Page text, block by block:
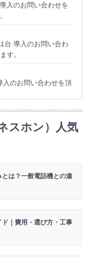
入のお問い合わせを
台 導入のお問い合わ
す。
入のお問い合わせを頂
導入のお問い合わせ
。
す。
スホン）人気
は？一般電話機との違
｜費用・選び方・工事